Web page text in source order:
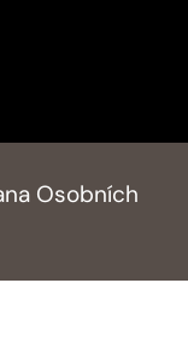
Osobních